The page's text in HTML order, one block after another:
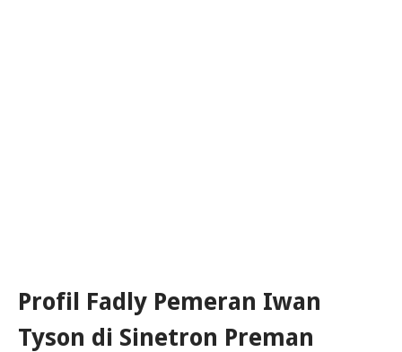
Profil Fadly Pemeran Iwan
Tyson di Sinetron Preman